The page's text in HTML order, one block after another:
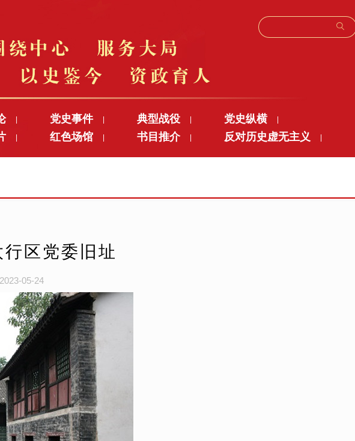
党史事件 典型战役 党史纵横
红色场馆 书目推介 反对历史虚无主义
区党委旧址
05-24